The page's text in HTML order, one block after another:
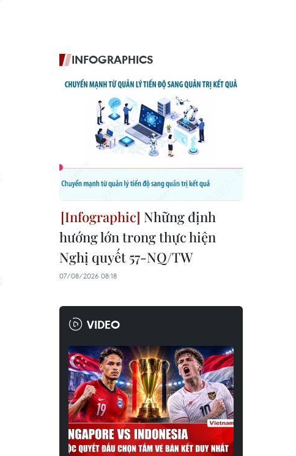
INFOGRAPHICS
Những định
hướng lớn trong thực hiện
Nghị quyết 57-NQ/TW
07/08/2026 08:18
VIDEO